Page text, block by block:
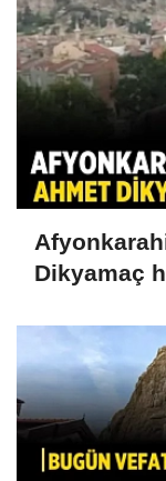
Dikyamaç